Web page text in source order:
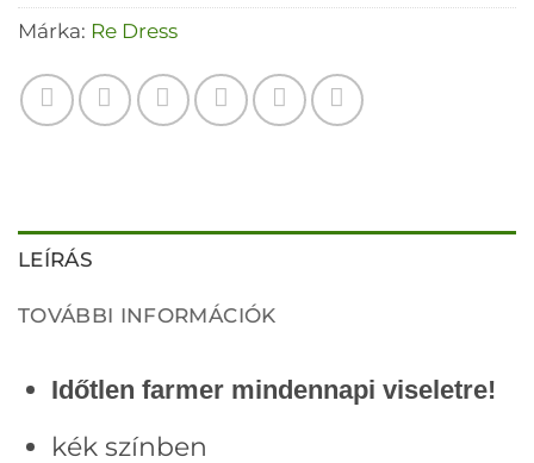
Márka: Re Dress
LEÍRÁS
TOVÁBBI INFORMÁCIÓK
Időtlen farmer mindennapi viseletre!
kék színben